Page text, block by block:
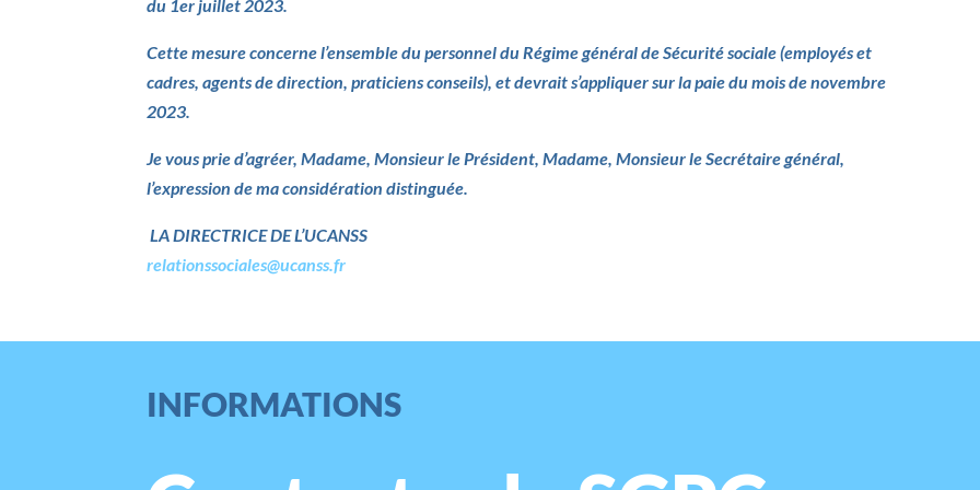
du 1er juillet 2023.
Cette mesure concerne l’ensemble du personnel du Régime général de Sécurité sociale (employés et
cadres, agents de direction, praticiens conseils), et devrait s’appliquer sur la paie du mois de novembre
2023.
Je vous prie d’agréer, Madame, Monsieur le Président, Madame, Monsieur le Secrétaire général,
l’expression de ma considération distinguée.
LA DIRECTRICE DE L’UCANSS
relationssociales@ucanss.fr
INFORMATIONS